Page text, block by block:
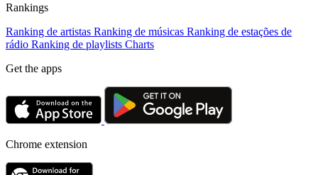
Rankings
Ranking de artistas Ranking de músicas Ranking de estações de
rádio Ranking de playlists Charts
Get the apps
Chrome extension